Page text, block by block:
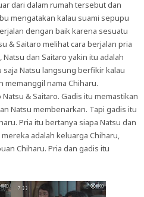
dari dalam rumah tersebut dan
mengatakan kalau suami sepupu
dengan baik karena sesuatu
& Saitaro melihat cara berjalan pria
dan Saitaro yakin itu adalah
Natsu langsung berfikir kalau
memanggil nama Chiharu.
& Saitaro. Gadis itu memastikan
Natsu membenarkan. Tapi gadis itu
Pria itu bertanya siapa Natsu dan
adalah keluarga Chiharu,
Chiharu. Pria dan gadis itu